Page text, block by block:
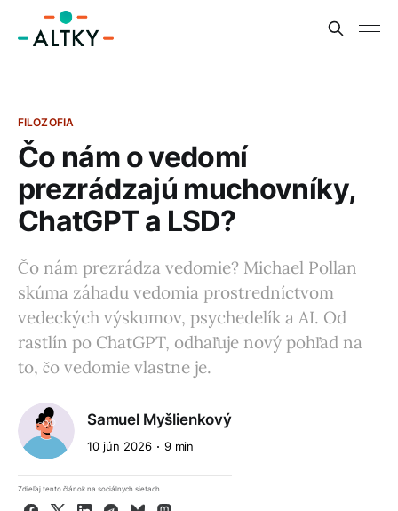
FILOZOFIA
Čo nám o vedomí
prezrádzajú muchovníky,
ChatGPT a LSD?
Čo nám prezrádza vedomie? Michael Pollan
skúma záhadu vedomia prostredníctvom
vedeckých výskumov, psychedelík a AI. Od
rastlín po ChatGPT, odhaľuje nový pohľad na
to, čo vedomie vlastne je.
Samuel Myšlienkový
10 jún 2026 9 min
Zdieľaj tento článok na sociálnych sieťach